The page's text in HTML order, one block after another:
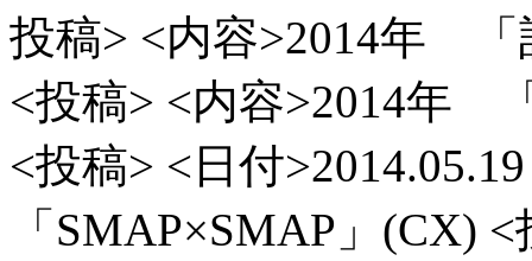
投稿> <内容>2014年 「
<投稿> <内容>2014年
<投稿> <日付>2014.05.19
「SMAP×SMAP」(CX) <